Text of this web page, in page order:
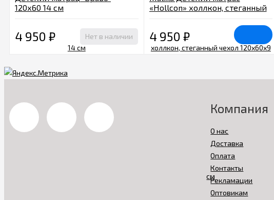
120х60 14 см
4 950 ₽ Нет в наличии
«Hollcon» холлкон, стеганный
4 950 ₽
Компания
О нас
Доставка
Оплата
Контакты
Рекламации
Оптовикам